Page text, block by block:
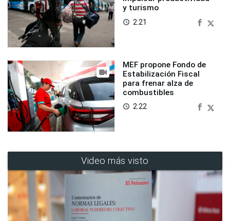
y turismo
access_time 2:21
MEF propone Fondo de
Estabilización Fiscal
para frenar alza de
combustibles
access_time 2:22
Video más visto